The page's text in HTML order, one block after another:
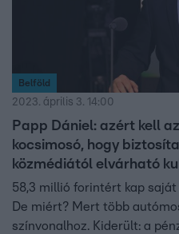
Belföld
2023. április 3. 14:00
Papp Dániel: azért kell
kocsimosó, hogy
közmédiától elvárható
58,3 millió forintért kap
De miért? Mert több
színvonalhoz. Kiderült: a